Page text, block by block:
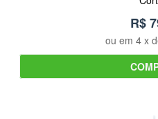
R$
ou em 4x